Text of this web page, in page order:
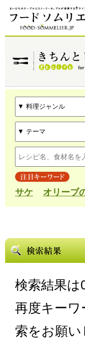
サケ オリーブ
検索結果は
再度キーワ
索をお願い